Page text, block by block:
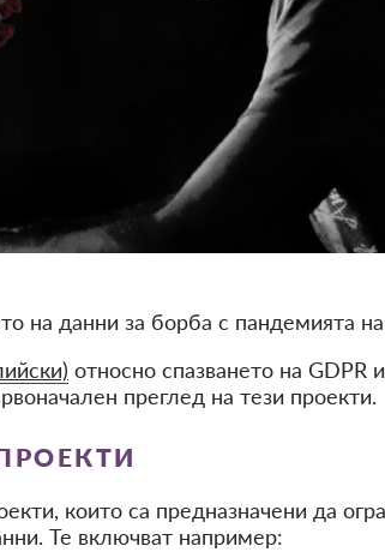
на данни за борба с пандемията
относно спазването на GDPR
преглед на тези проекти.
които са предназначени да
Те включват например: